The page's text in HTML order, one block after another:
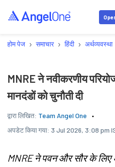
होम पेज › समाचार › हिंदी › अर्थव्यवस्था
MNRE ने नवीकरणीय
मानदंडों को चुनौती दी
द्वारा लिखित: Team Angel One
अपडेट किया गया: 3 Jul 2026, 3:08 pm
MNRE ने पवन और सौर के